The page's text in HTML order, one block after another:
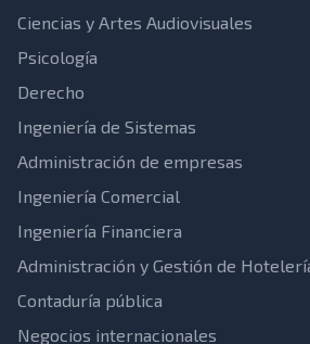
Ciencias y Artes Audiovisuales
Psicología
Derecho
Ingeniería de Sistemas
Administración de empresas
Ingeniería Comercial
Ingeniería Financiera
Administración y Gestión de
Contaduría pública
Negocios internacionales